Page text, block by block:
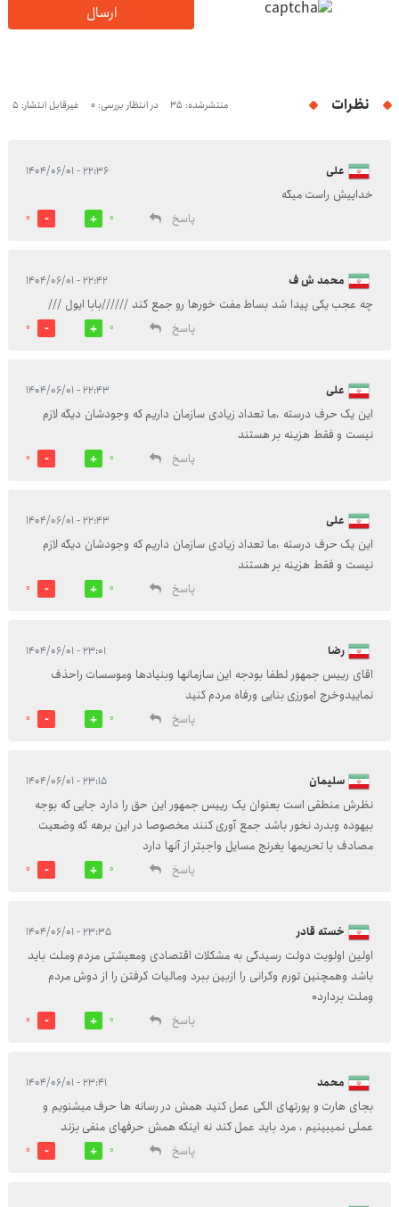
ارسال
نظرات منتشرشده: 35 در انتظار بررسی: 0 غیرقابل انتشار: 5
علی ۲۲:۳۶ - ۱۴۰۴/۰۶/۰۱
خداییش راست میگه
پاسخ
0
0
محمد ش ف ۲۲:۴۲ - ۱۴۰۴/۰۶/۰۱
چه عجب یکی پیدا شد بساط مفت خورها رو جمع کند //////بابا ایول ///
پاسخ
0
0
علی ۲۲:۴۳ - ۱۴۰۴/۰۶/۰۱
این یک حرف درسته ،ما تعداد زیادی سازمان داریم که وجودشان دیگه لازم
نیست و فقط هزینه بر هستند
پاسخ
0
0
علی ۲۲:۴۳ - ۱۴۰۴/۰۶/۰۱
این یک حرف درسته ،ما تعداد زیادی سازمان داریم که وجودشان دیگه لازم
نیست و فقط هزینه بر هستند
پاسخ
0
0
رضا ۲۳:۰۱ - ۱۴۰۴/۰۶/۰۱
اقای رییس جمهور لطفا بودجه این سازمانها وبنیادها وموسسات راحذف
نماییدوخرج امورزی بنایی ورفاه مردم کنید
پاسخ
0
0
سلیمان ۲۳:۱۵ - ۱۴۰۴/۰۶/۰۱
نظرش منطقی است بعنوان یک رییس جمهور این حق را دارد جایی که بوجه
بیهوده وبدرد نخور باشد جمع آوری کنند مخصوصا در این برهه که وضعیت
مصادف با تحریمها بغرنج مسایل واجبتر از آنها دارد
پاسخ
0
0
خسته قادر ۲۳:۳۵ - ۱۴۰۴/۰۶/۰۱
اولین اولویت دولت رسیدگی به مشکلات اقتصادی ومعیشتی مردم وملت باید
باشد وهمچنین تورم وکرانی را ازبین ببرد ومالیات کرفتن را از دوش مردم
وملت بردارد۰
پاسخ
0
0
محمد ۲۳:۴۱ - ۱۴۰۴/۰۶/۰۱
بجای هارت و پورتهای الکی عمل کنید همش در رسانه ها حرف میشنویم و
عملی نمیبینیم ، مرد باید عمل کند نه اینکه همش حرفهای منفی بزند
پاسخ
0
0